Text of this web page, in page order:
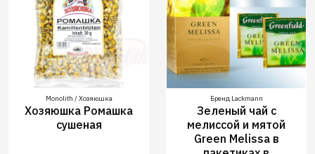
Monolith / Хозяюшка
Хозяюшка Ромашка
сушеная
Бренд Lackmann
Зеленый чай с
мелиссой и мятой
Green Melissa в